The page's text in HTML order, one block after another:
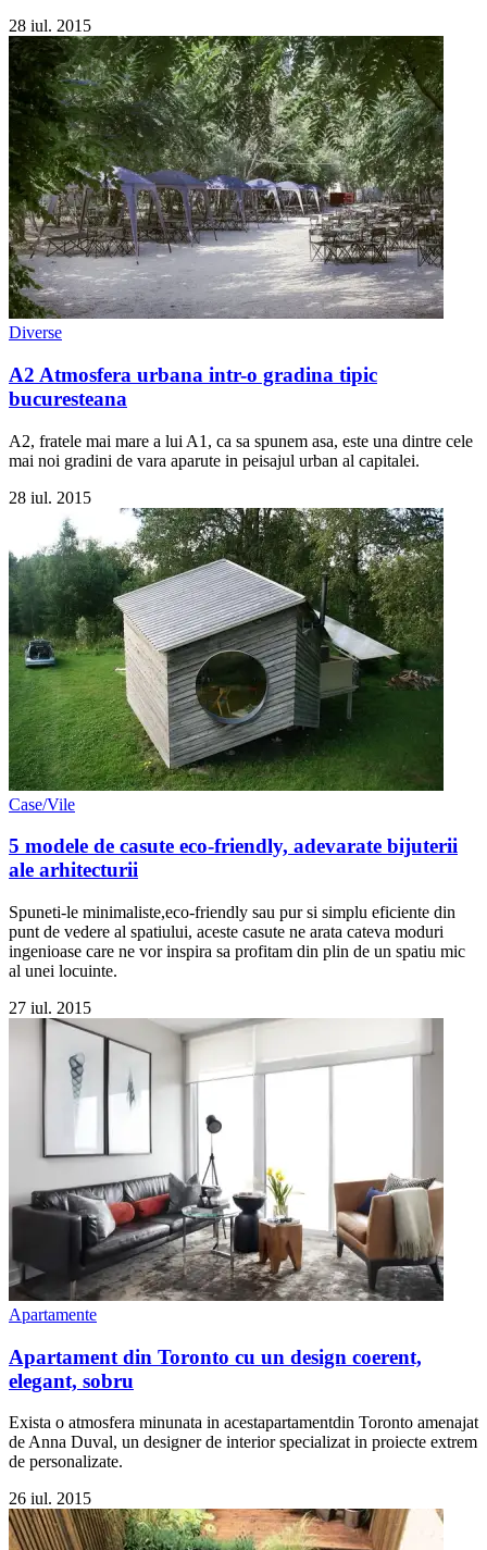
28 iul. 2015
Diverse
A2 Atmosfera urbana intr-o gradina tipic
bucuresteana
A2, fratele mai mare a lui A1, ca sa spunem asa, este una dintre cele
mai noi gradini de vara aparute in peisajul urban al capitalei.
28 iul. 2015
Case/Vile
5 modele de casute eco-friendly, adevarate bijuterii
ale arhitecturii
Spuneti-le minimaliste,eco-friendly sau pur si simplu eficiente din
punt de vedere al spatiului, aceste casute ne arata cateva moduri
ingenioase care ne vor inspira sa profitam din plin de un spatiu mic
al unei locuinte.
27 iul. 2015
Apartamente
Apartament din Toronto cu un design coerent,
elegant, sobru
Exista o atmosfera minunata in acestapartamentdin Toronto amenajat
de Anna Duval, un designer de interior specializat in proiecte extrem
de personalizate.
26 iul. 2015